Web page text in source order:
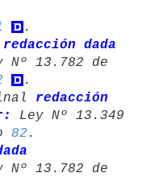
.
redacción dada
Nº 13.782 de
.
redacción
Ley Nº 13.349
82 .
Nº 13.782 de